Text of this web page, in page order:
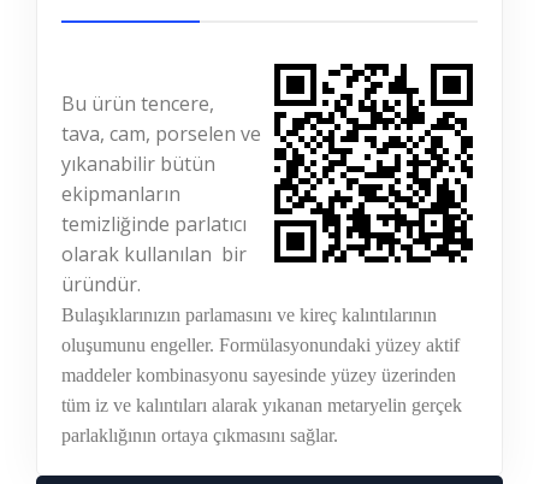
Bu ürün tencere,
tava, cam, porselen ve
yıkanabilir bütün
ekipmanların
temizliğinde parlatıcı
olarak kullanılan bir
üründür.
Bulaşıklarınızın parlamasını ve kireç kalıntılarının
oluşumunu engeller. Formülasyonundaki yüzey aktif
maddeler kombinasyonu sayesinde yüzey üzerinden
tüm iz ve kalıntıları alarak yıkanan metaryelin gerçek
parlaklığının ortaya çıkmasını sağlar.